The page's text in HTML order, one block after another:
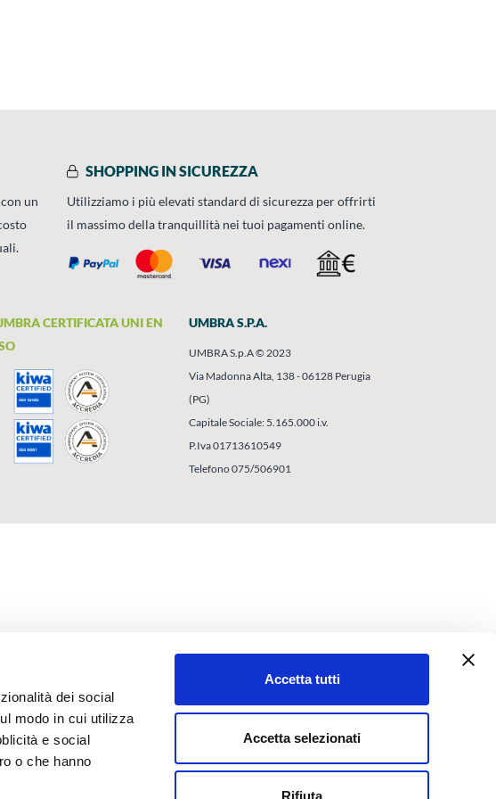
dei social
modo in cui utilizza
e social
o che hanno
Accetta tutti
Accetta selezionati
Rifiuta
un
SHOPPING IN SICUREZZA
Utilizziamo i più elevati standard di sicurezza per offrirti
il massimo della tranquillità nei tuoi pagamenti online.
CERTIFICATA UNI EN
UMBRA S.P.A.
UMBRA S.p.A © 2023
Via Madonna Alta, 138 - 06128 Perugia
(PG)
Capitale Sociale: 5.165.000 i.v.
P.Iva 01713610549
Telefono 075/506901